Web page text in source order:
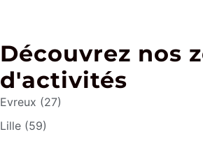
Découvrez nos
d'activités
Evreux (27)
Lille (59)